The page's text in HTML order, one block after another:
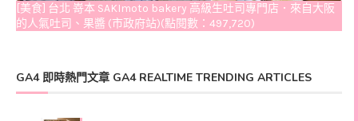
[美食] 台北 嵜本 SAKImoto bakery 高級生吐司專門店．來自大阪
的人氣吐司、果醬 (市政府站)(點閱數：497,720)
GA4 即時熱門文章 GA4 REALTIME TRENDING ARTICLES